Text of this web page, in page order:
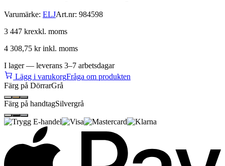
Varumärke: ELJArt.nr: 984598
3 447 krexkl. moms
4 308,75 krinkl. moms
I lager — leverans 3–7 arbetsdagar
Lägg i varukorgFråga om produkten
Färg på DörrarGrå
Färg på handtagSilvergrå